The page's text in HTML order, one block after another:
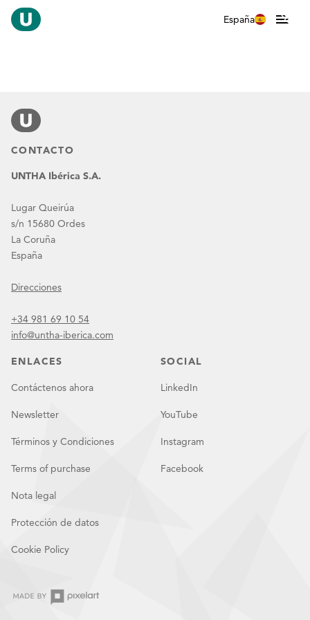
España
CONTACTO
UNTHA Ibérica S.A.
Lugar Queirúa
s/n 15680 Ordes
La Coruña
España
Direcciones
+34 981 69 10 54
info@untha-iberica.com
ENLACES
Contáctenos ahora
Newsletter
Términos y Condiciones
Terms of purchase
Nota legal
Protección de datos
Cookie Policy
SOCIAL
LinkedIn
YouTube
Instagram
Facebook